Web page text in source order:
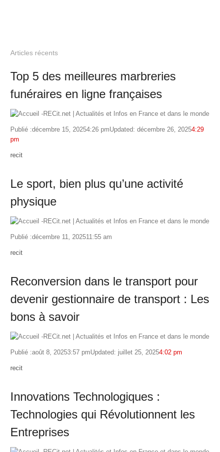
Articles récents
Top 5 des meilleures marbreries
funéraires en ligne françaises
Publié :décembre 15, 20254:26 pmUpdated: décembre 26, 20254:29
pm
Author
recit
Le sport, bien plus qu’une activité
physique
Publié :décembre 11, 202511:55 am
Author
recit
Reconversion dans le transport pour
devenir gestionnaire de transport : Les
bons à savoir
Publié :août 8, 20253:57 pmUpdated: juillet 25, 20254:02 pm
Author
recit
Innovations Technologiques :
Technologies qui Révolutionnent les
Entreprises